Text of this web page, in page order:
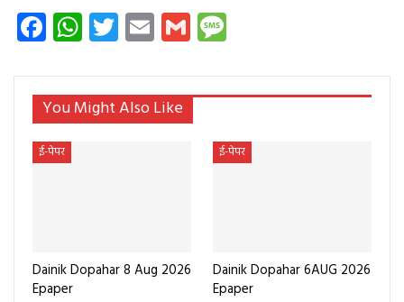
Facebook
WhatsApp
Twitter
EmailGmail
You Might Also Like
ई-पेपर
Dainik Dopahar 8 Aug 2026
Epaper
ई-पेपर
Dainik Dopahar 6AUG 2026
Epaper